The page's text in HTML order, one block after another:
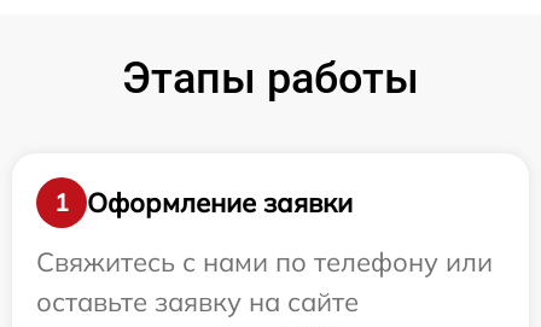
Этапы работы
1
Оформление заявки
Свяжитесь с нами по телефону или
оставьте заявку на сайте